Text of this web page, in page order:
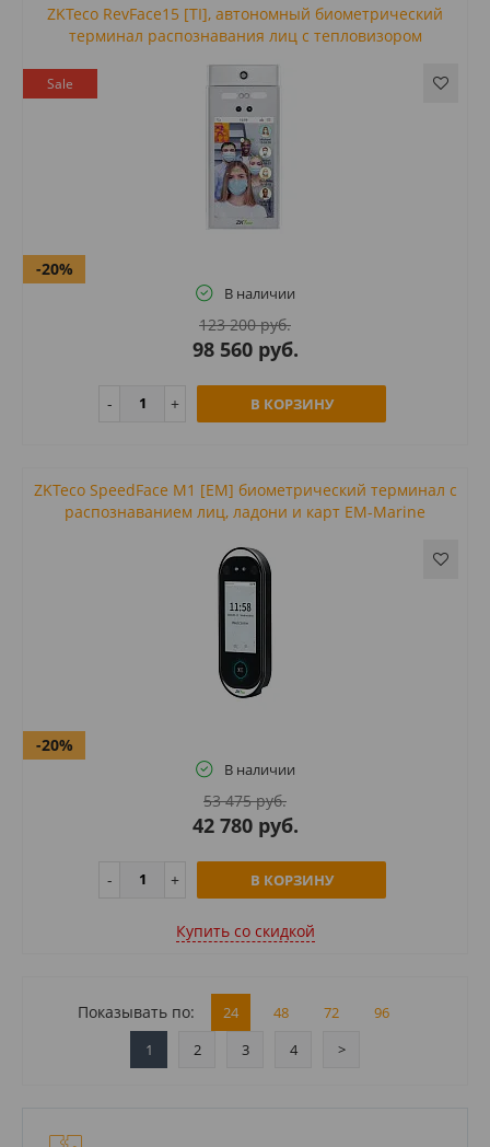
ZKTeco RevFace15 [TI], автономный биометрический
терминал распознавания лиц с тепловизором
Sale
-20%
В наличии
123 200 руб.
98 560 руб.
В КОРЗИНУ
ZKTeco SpeedFace M1 [EM] биометрический терминал с
распознаванием лиц, ладони и карт EM-Marine
-20%
В наличии
53 475 руб.
42 780 руб.
В КОРЗИНУ
Купить cо скидкой
Показывать по: 24 48 72
96
1
2 3 4 >